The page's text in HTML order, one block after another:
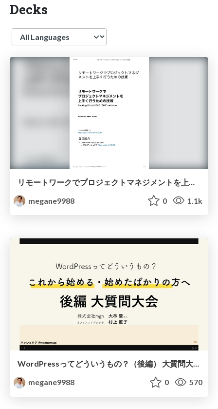
Decks
Language
megane9988
0 1.1k
WordPressってどういうもの？（後編） 大質問大会！
megane9988
0 570